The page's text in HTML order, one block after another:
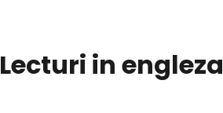
Lecturi in engleza